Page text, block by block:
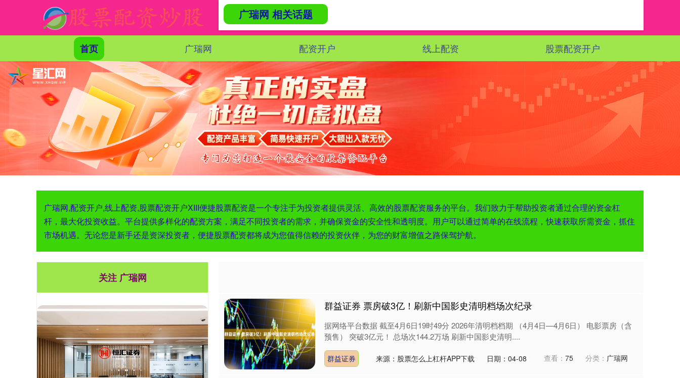
首页 广瑞网 配资开户 线上配资 股票配资开户
广瑞网,配资开户,线上配资,股票配资开户XIII‌便捷股票配资是一个专注于为投资者提供灵活、高效的股票配资服务的平台。我们致力于帮助投资者通过合理的资金杠
杆，最大化投资收益。平台提供多样化的配资方案，满足不同投资者的需求，并确保资金的安全性和透明度。用户可以通过简单的在线流程，快速获取所需资金，抓住
市场机遇。无论您是新手还是资深投资者，便捷股票配资都将成为您值得信赖的投资伙伴，为您的财富增值之路保驾护航。
广瑞网 相关话题
群益证券 票房破3亿！刷新中国影史清明档场次纪录
据网络平台数据 截至4月6日19时49分 2026年清明档档期 （4月4日—4月6日） 电影票房（含
预售） 突破3亿元！ 总场次144.2万场 刷新中国影史清明....
群益证券 来源：股票怎么上杠杆APP下载 日期：04-08 查看： 75 分类： 广瑞网
关注 广瑞网